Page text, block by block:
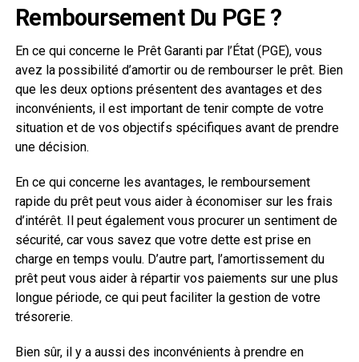
Remboursement Du PGE ?
En ce qui concerne le Prêt Garanti par l’État (PGE), vous
avez la possibilité d’amortir ou de rembourser le prêt. Bien
que les deux options présentent des avantages et des
inconvénients, il est important de tenir compte de votre
situation et de vos objectifs spécifiques avant de prendre
une décision.
En ce qui concerne les avantages, le remboursement
rapide du prêt peut vous aider à économiser sur les frais
d’intérêt. Il peut également vous procurer un sentiment de
sécurité, car vous savez que votre dette est prise en
charge en temps voulu. D’autre part, l’amortissement du
prêt peut vous aider à répartir vos paiements sur une plus
longue période, ce qui peut faciliter la gestion de votre
trésorerie.
Bien sûr, il y a aussi des inconvénients à prendre en